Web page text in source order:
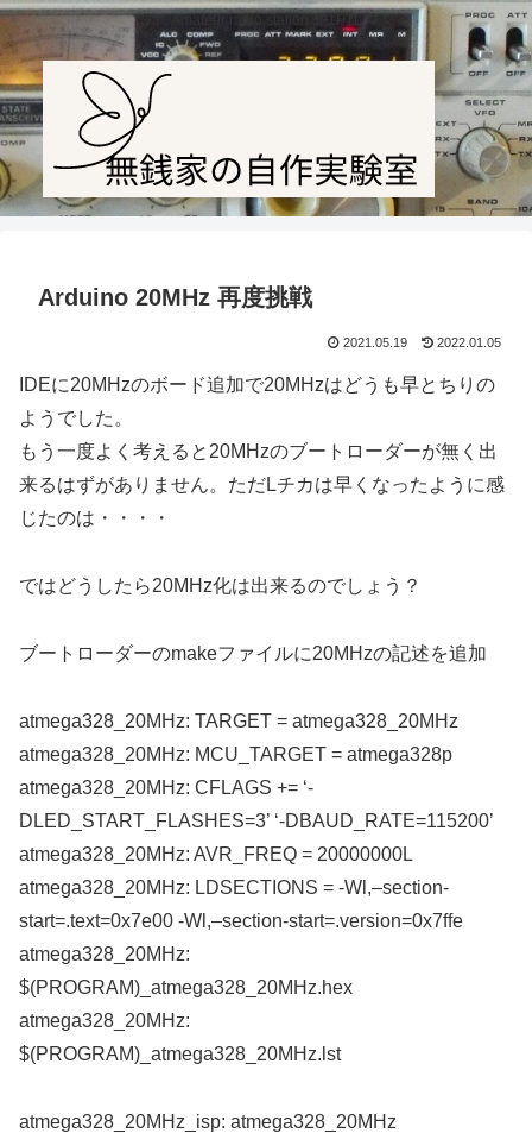
Amateur radio station JF1PTL
Arduino 20MHz 再度挑戦
2021.05.19 2022.01.05
IDEに20MHzのボード追加で20MHzはどうも早とちりの
ようでした。
もう一度よく考えると20MHzのブートローダーが無く出
来るはずがありません。ただLチカは早くなったように感
じたのは・・・・
ではどうしたら20MHz化は出来るのでしょう？
ブートローダーのmakeファイルに20MHzの記述を追加
atmega328_20MHz: TARGET = atmega328_20MHz
atmega328_20MHz: MCU_TARGET = atmega328p
atmega328_20MHz: CFLAGS += ‘-
DLED_START_FLASHES=3’ ‘-DBAUD_RATE=115200’
atmega328_20MHz: AVR_FREQ = 20000000L
atmega328_20MHz: LDSECTIONS = -Wl,–section-
start=.text=0x7e00 -Wl,–section-start=.version=0x7ffe
atmega328_20MHz:
$(PROGRAM)_atmega328_20MHz.hex
atmega328_20MHz:
$(PROGRAM)_atmega328_20MHz.lst
atmega328_20MHz_isp: atmega328_20MHz